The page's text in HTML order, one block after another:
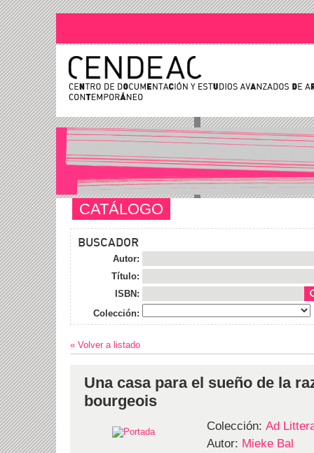
CATÁLOGO
BUSCADOR
Autor:
Título:
ISBN:
Colección:
« Volver a listado
Una casa para el sueño de la
bourgeois
Colección: Ad
Autor: Mieke Bal